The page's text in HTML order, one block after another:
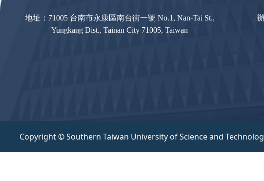
地址：71005 台南市永康區南台街一號 No.1, Nan-Tai St.,
Yungkang Dist., Tainan City 71005, Taiwan
Copyright © Southern Taiwan University of Science and